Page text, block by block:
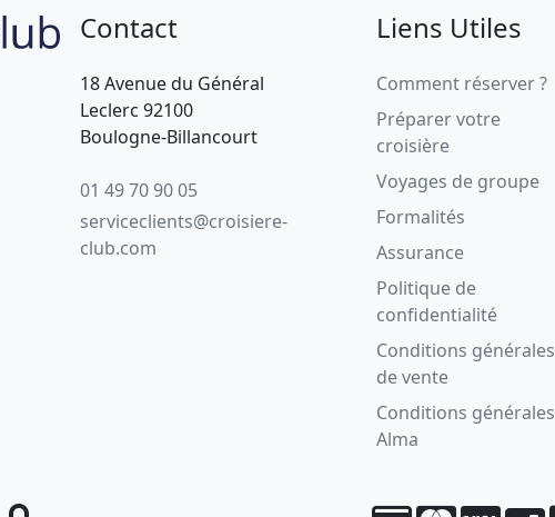
Contact
18 Avenue du Général
Leclerc 92100
Boulogne-Billancourt
01 49 70 90 05
serviceclients@croisiere-
club.com
Liens Utiles
Comment réserver ?
Préparer votre
croisière
Voyages de groupe
Formalités
Assurance
Politique de
confidentialité
Conditions générales
de vente
Conditions générales
Alma